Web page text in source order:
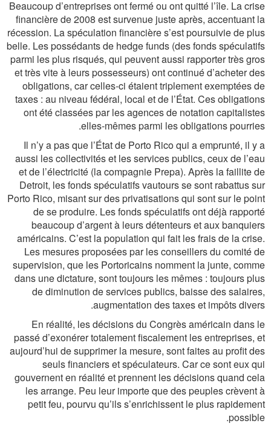
Beaucoup d’entreprises ont fermé ou ont quitté l’île. La crise
financière de 2008 est survenue juste après, accentuant la
récession. La spéculation financière s’est poursuivie de plus
belle. Les possédants de hedge funds (des fonds spéculatifs
parmi les plus risqués, qui peuvent aussi rapporter très gros
et très vite à leurs possesseurs) ont continué d’acheter des
obligations, car celles-ci étaient triplement exemptées de
taxes : au niveau fédéral, local et de l’État. Ces obligations
ont été classées par les agences de notation capitalistes
elles-mêmes parmi les obligations pourries.
Il n’y a pas que l’État de Porto Rico qui a emprunté, il y a
aussi les collectivités et les services publics, ceux de l’eau
et de l’électricité (la compagnie Prepa). Après la faillite de
Detroit, les fonds spéculatifs vautours se sont rabattus sur
Porto Rico, misant sur des privatisations qui sont sur le point
de se produire. Les fonds spéculatifs ont déjà rapporté
beaucoup d’argent à leurs détenteurs et aux banquiers
américains. C’est la population qui fait les frais de la crise.
Les mesures proposées par les conseillers du comité de
supervision, que les Portoricains nomment la junte, comme
dans une dictature, sont toujours les mêmes : toujours plus
de diminution de services publics, baisse des salaires,
augmentation des taxes et impôts divers.
En réalité, les décisions du Congrès américain dans le
passé d’exonérer totalement fiscalement les entreprises, et
aujourd’hui de supprimer la mesure, sont faites au profit des
seuls financiers et spéculateurs. Car ce sont eux qui
gouvernent en réalité et prennent les décisions quand cela
les arrange. Peu leur importe que des peuples crèvent à
petit feu, pourvu qu’ils s’enrichissent le plus rapidement
possible.